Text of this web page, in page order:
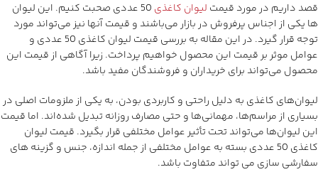
قصد داریم در مورد قیمت لیوان کاغذی
50 عددی صحبت کنیم. این لیوان
ها یکی از اجناس پرفروش در بازار می‌باشند و قیمت آنها نیز می‌تواند مورد
توجه قرار گیرد. در این مقاله به بررسی قیمت لیوان کاغذی 50 عددی و
عوامل موثر بر قیمت این محصول خواهیم پرداخت. زیرا آگاهی از قیمت این
محصول می‌تواند برای خریداران و فروشندگان مفید باشد.
لیوان‌های کاغذی به دلیل راحتی و کاربردی بودن، به یکی از ملزومات اصلی در
بسیاری از مراسم‌ها، مهمانی‌ها و حتی مصارف روزانه تبدیل شده‌اند. اما قیمت
این لیوان‌ها می‌تواند تحت تأثیر عوامل مختلفی قرار بگیرد. قیمت لیوان
کاغذی 50 عددی بسته به عوامل مختلفی از جمله اندازه، جنس و گزینه های
سفارشی سازی می تواند متفاوت باشد.